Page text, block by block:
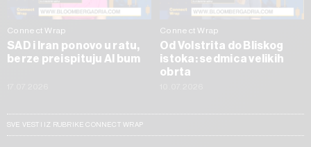
Connect Wrap
SAD i Iran ponovo u ratu,
berze preispituju AI bum
Connect Wrap
Od Volstrita do Bliskog
istoka: sedmica velikih
obrta
SVE VESTI IZ RUBRIKE CONNECT WRAP